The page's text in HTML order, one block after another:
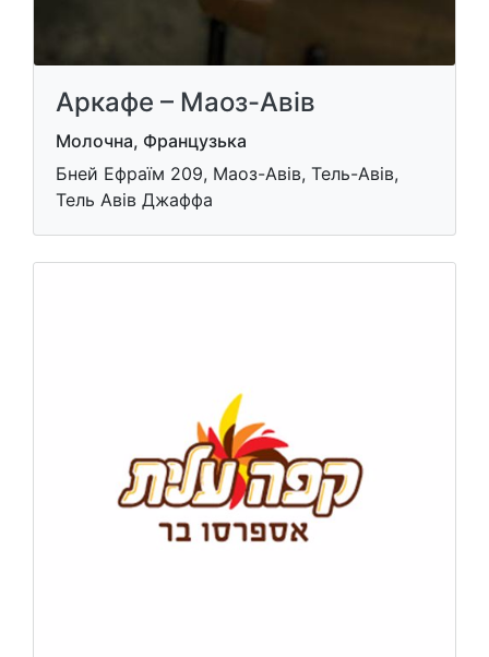
Аркафе – Маоз-Авів
Молочна, Французька
Бней Ефраїм 209, Маоз-Авів, Тель-Авів,
Тель Авів Джаффа